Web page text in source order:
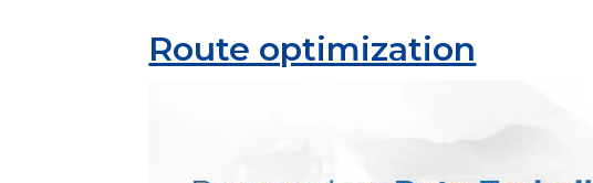
Route optimization